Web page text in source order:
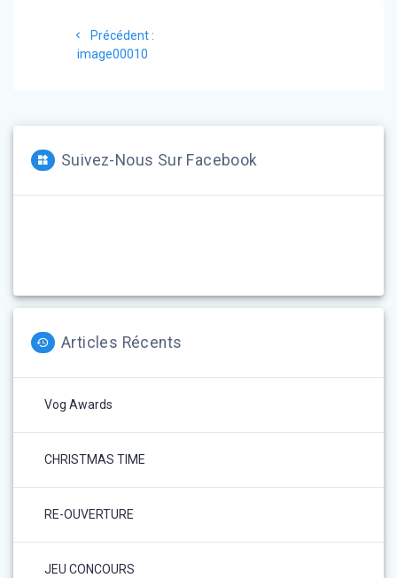
Précédent :Article
image00010
Suivez-Nous Sur Facebook
Articles Récents
Vog Awards
CHRISTMAS TIME
RE-OUVERTURE
JEU CONCOURS